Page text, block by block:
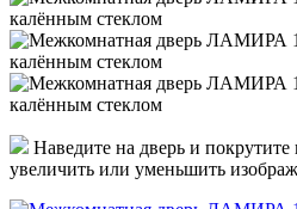
Наведите на дверь и
увеличить или уменьшить